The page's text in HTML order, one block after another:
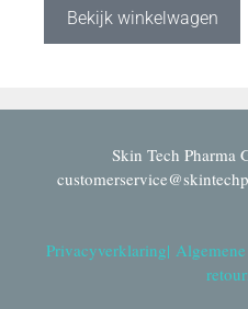
Bekijk winkelwagen
Skin Tech
Privacyverklaring|